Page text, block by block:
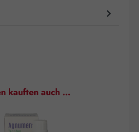
kauften auch …